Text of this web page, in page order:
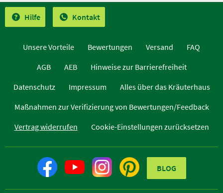
Hilfe Kontakt
Unsere Vorteile Bewertungen Versand
FAQ
AGB
AEB
Hinweise zur Barrierefreiheit
Datenschutz
Impressum
Alles über das Kräuterhaus
Maßnahmen zur Verifizierung von Bewertungen/Feedback
Vertrag widerrufen
Cookie-Einstellungen zurücksetzen
BLOG